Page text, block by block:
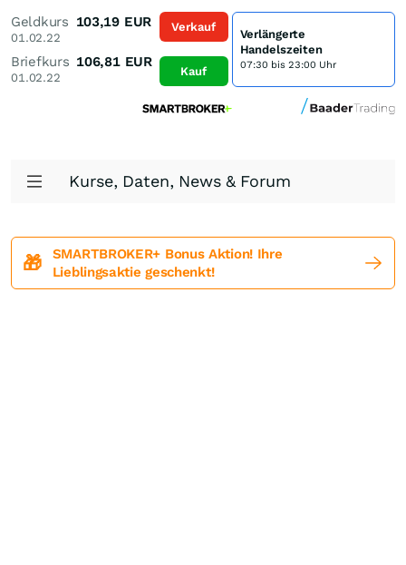
Geldkurs
01.02.22
103,19 EUR
Briefkurs
01.02.22
106,81 EUR
Verkauf
Kauf
Verlängerte
Handelszeiten
07:30 bis 23:00 Uhr
Kurse, Daten, News & Forum
🎁
SMARTBROKER+ Bonus Aktion! Ihre
Lieblingsaktie geschenkt!